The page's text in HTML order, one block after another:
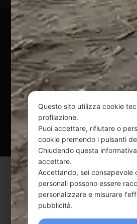
Pagamenti
@ Copyright 2024 Webpesca è un
Andrenacci P.Iva
Via G. Galilei n. 2 – 64018
Mail:
info@webpesca.it | Pec:
Questo sito è protetto da
v3,
Privacy PolicyeTerms of
Questo sito utilizza cookie
profilazione.
Puoi accettare, rifiutare o
cookie premendo i pulsanti
Chiudendo questa
accettare.
Accettando, sei consapevole
personali possono essere
personalizzare e misurare
pubblicità.